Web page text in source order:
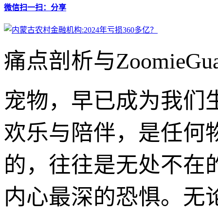
微信扫一扫：分享
痛点剖析与
宠物，早已成为我们
欢乐与陪伴，是任何
的，往往是无处不在
内心最深的恐惧。无